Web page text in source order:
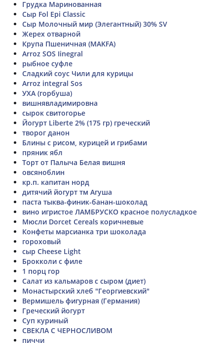
Грудка Маринованная
Сыр Fol Epi Classic
Сыр Молочный мир (Элегантный) 30% SV
Жерех отварной
Крупа Пшеничная (MAKFA)
Arroz SOS Iinegral
рыбное суфле
Сладкий соус Чили для курицы
Arroz integral Sos
УХА (горбуша)
вишнявладимировна
сырок свитогорье
Йогурт Liberte 2% (175 гр) греческий
творог данон
Блины с рисом, курицей и грибами
пряник ябл
Торт от Палыча Белая вишня
овсяноблин
кр.п. капитан норд
дитячий йогурт тм Агуша
паста тыква-финик-банан-шоколад
вино игристое ЛАМБРУСКО красное полусладкое
Мюсли Dorcet Cereals коричневые
Конфеты марсианка три шоколада
гороховый
сыр Cheese Light
Брокколи с филе
1 порц гор
Салат из кальмаров с сыром (диет)
Монастырский хлеб "Георгиевский"
Вермишель фигурная (Германия)
Греческий йогурт
Суп куриный
СВЕКЛА С ЧЕРНОСЛИВОМ
пиччи